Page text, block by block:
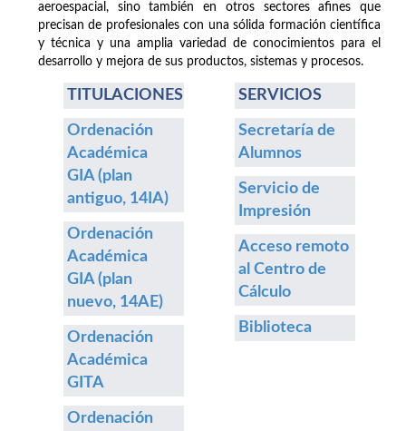
aeroespacial, sino también en otros sectores afines que
precisan de profesionales con una sólida formación científica
y técnica y una amplia variedad de conocimientos para el
desarrollo y mejora de sus productos, sistemas y procesos.
TITULACIONES
Ordenación
Académica
GIA (plan
antiguo, 14IA)
Ordenación
Académica
GIA (plan
nuevo, 14AE)
Ordenación
Académica
GITA
Ordenación
SERVICIOS
Secretaría de
Alumnos
Servicio de
Impresión
Acceso remoto
al Centro de
Cálculo
Biblioteca